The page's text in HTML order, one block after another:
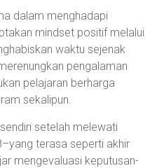
dalam menghadapi
mindset positif melalui
waktu sejenak
pengalaman
pelajaran berharga
sekalipun.
setelah melewati
terasa seperti akhir
mengevaluasi keputusan-